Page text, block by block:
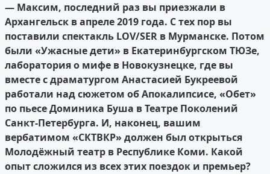
— Максим, последний раз вы приезжали в
Архангельск в апреле 2019 года. С тех пор вы
поставили спектакль LOV/SER в Мурманске. Потом
были «Ужасные дети» в Екатеринбургском ТЮЗе,
лаборатория о мифе в Новокузнецке, где вы
вместе с драматургом Анастасией Букреевой
работали над сюжетом об Апокалипсисе, «Обет»
по пьесе Доминика Буша в Театре Поколений
Санкт-Петербурга. И, наконец, вашим
вербатимом «СКТВКР» должен был открыться
Молодёжный театр в Республике Коми. Какой
опыт сложился из всех этих поездок и премьер?